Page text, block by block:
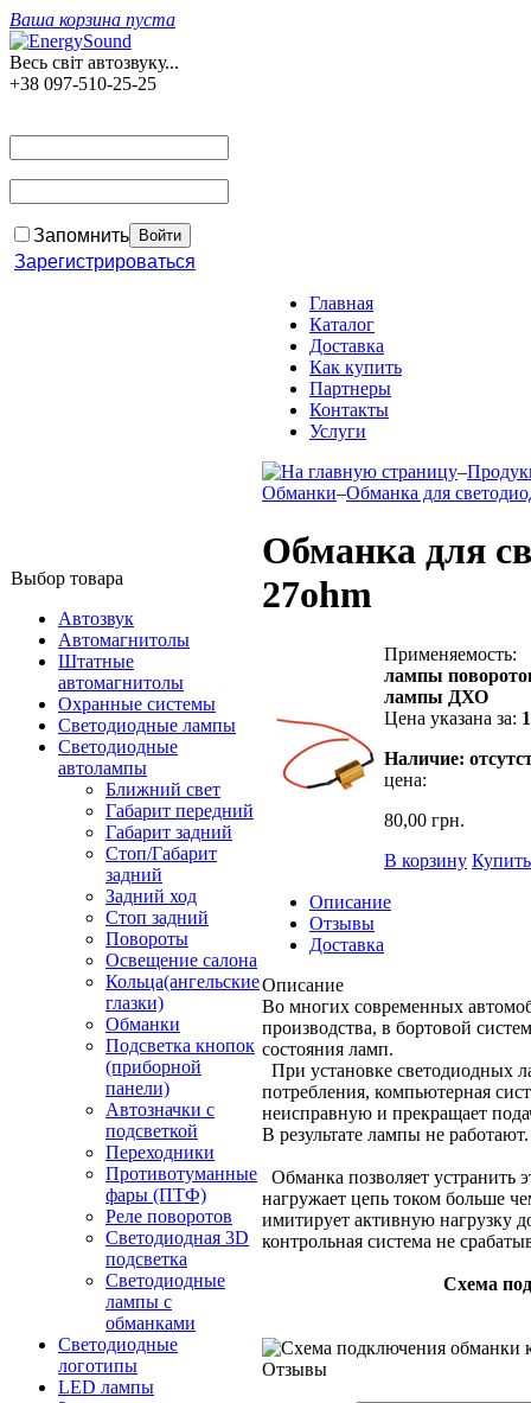
Ваша корзина пуста
Весь світ автозвуку...
+38 097-510-25-25
Запомнить
Зарегистрироваться
Выбор товара
Автозвук
Автомагнитолы
Штатные
автомагнитолы
Охранные системы
Светодиодные лампы
Светодиодные
автолампы
Ближний свет
Габарит передний
Габарит задний
Стоп/Габарит
задний
Задний ход
Стоп задний
Повороты
Освещение салона
Кольца(ангельские
глазки)
Обманки
Подсветка кнопок
(приборной
панели)
Автозначки с
подсветкой
Переходники
Противотуманные
фары (ПТФ)
Реле поворотов
Светодиодная 3D
подсветка
Светодиодные
лампы с
обманками
Светодиодные
логотипы
LED лампы
Главная
Каталог
Доставка
Как купить
Партнеры
Контакты
Услуги
–
Обманки–Обманка для
Обманка для
27ohm
Применяемость:
лампы
лампы ДХО
Цена указана за:
Наличие:
цена:
80,00 грн.
В корзину Купить
Описание
Отзывы
Доставка
Описание
Во многих современных
производства, в бортовой
состояния ламп.
При установке светодиодных
потребления, компьютерная
неисправную и прекращает
В результате лампы не работают.
Обманка позволяет устранить
нагружает цепь током больше
имитирует активную нагрузку
контрольная система не
Схема
Отзывы